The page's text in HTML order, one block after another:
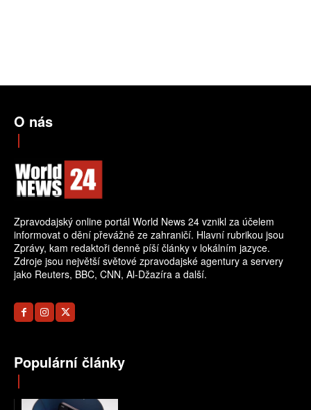
O nás
Zpravodajský online portál World News 24 vznikl za účelem
informovat o dění převážně ze zahraničí. Hlavní rubrikou jsou
Zprávy, kam redaktoři denně píší články v lokálním jazyce.
Zdroje jsou největší světové zpravodajské agentury a servery
jako Reuters, BBC, CNN, Al-Džazíra a další.
Populární články